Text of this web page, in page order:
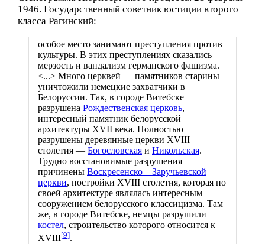
1946. Государственный советник юстиции второго
класса Рагинский:
особое место занимают преступления против
культуры. В этих преступлениях сказались
мерзость и вандализм германского фашизма.
<...> Много церквей — памятников старины
уничтожили немецкие захватчики в
Белоруссии. Так, в городе Витебске
разрушена Рождественская церковь,
интересный памятник белорусской
архитектуры XVII века. Полностью
разрушены деревянные церкви XVIII
столетия — Богословская и Никольская.
Трудно восстановимые разрушения
причинены Воскресенско—Заручьевской
церкви, постройки XVIII столетия, которая по
своей архитектуре являлась интересным
сооружением белорусского классицизма. Там
же, в городе Витебске, немцы разрушили
костел, строительство которого относится к
XVIII[9].